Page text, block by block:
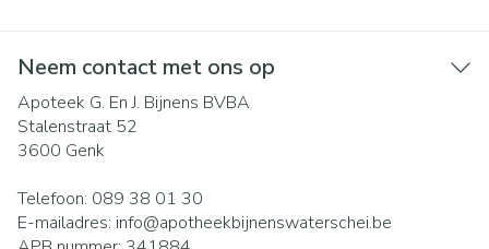
Neem contact met ons op
Apoteek G. En J. Bijnens BVBA
Stalenstraat 52
3600 Genk
Telefoon: 089 38 01 30
E-mailadres: info@apotheekbijnenswaterschei.be